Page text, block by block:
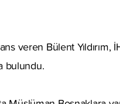
veren Bülent Yıldırım,
bulundu.